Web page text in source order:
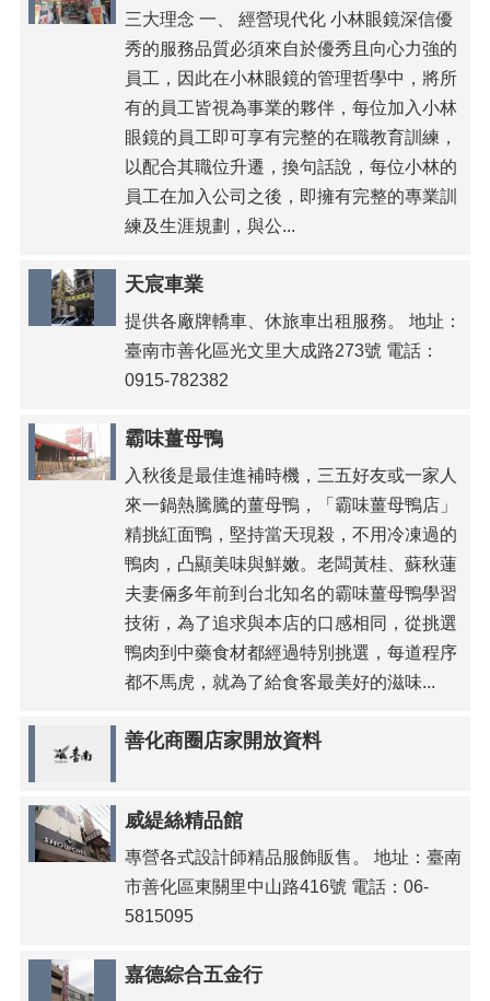
三大理念 一、 經營現代化 小林眼鏡深信優
秀的服務品質必須來自於優秀且向心力強的
員工，因此在小林眼鏡的管理哲學中，將所
有的員工皆視為事業的夥伴，每位加入小林
眼鏡的員工即可享有完整的在職教育訓練，
以配合其職位升遷，換句話說，每位小林的
員工在加入公司之後，即擁有完整的專業訓
練及生涯規劃，與公...
天宸車業
提供各廠牌轎車、休旅車出租服務。 地址：
臺南市善化區光文里大成路273號 電話：
0915-782382
霸味薑母鴨
入秋後是最佳進補時機，三五好友或一家人
來一鍋熱騰騰的薑母鴨，「霸味薑母鴨店」
精挑紅面鴨，堅持當天現殺，不用冷凍過的
鴨肉，凸顯美味與鮮嫩。老闆黃桂、蘇秋蓮
夫妻倆多年前到台北知名的霸味薑母鴨學習
技術，為了追求與本店的口感相同，從挑選
鴨肉到中藥食材都經過特別挑選，每道程序
都不馬虎，就為了給食客最美好的滋味...
善化商圈店家開放資料
威緹絲精品館
專營各式設計師精品服飾販售。 地址：臺南
市善化區東關里中山路416號 電話：06-
5815095
嘉德綜合五金行